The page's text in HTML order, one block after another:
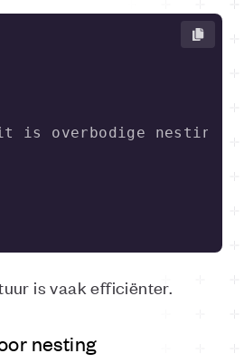
is vaak efficiënter.
nesting